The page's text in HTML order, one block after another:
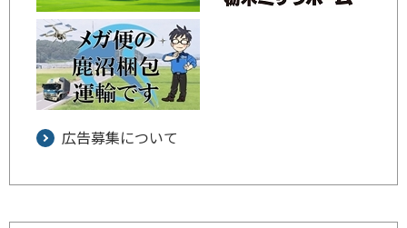
広告募集について